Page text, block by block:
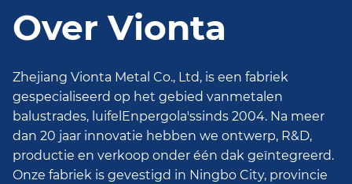
Over Vionta
Zhejiang Vionta Metal Co., Ltd, is een fabriek
gespecialiseerd op het gebied vanmetalen
balustrades, luifel Enpergola'ssinds 2004. Na meer
dan 20 jaar innovatie hebben we ontwerp, R&D,
productie en verkoop onder één dak geïntegreerd.
Onze fabriek is gevestigd in Ningbo City, provincie